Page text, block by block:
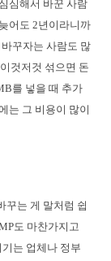
심해서 바꾼 사람
어도 2년이라니까
꾸자는 사람도 많
것저것 섞으면 돈
를 넣을 때 추가
는 그 비용이 많이
꾸는 게 말처럼 쉽
도 마찬가지고
는 업체나 정부